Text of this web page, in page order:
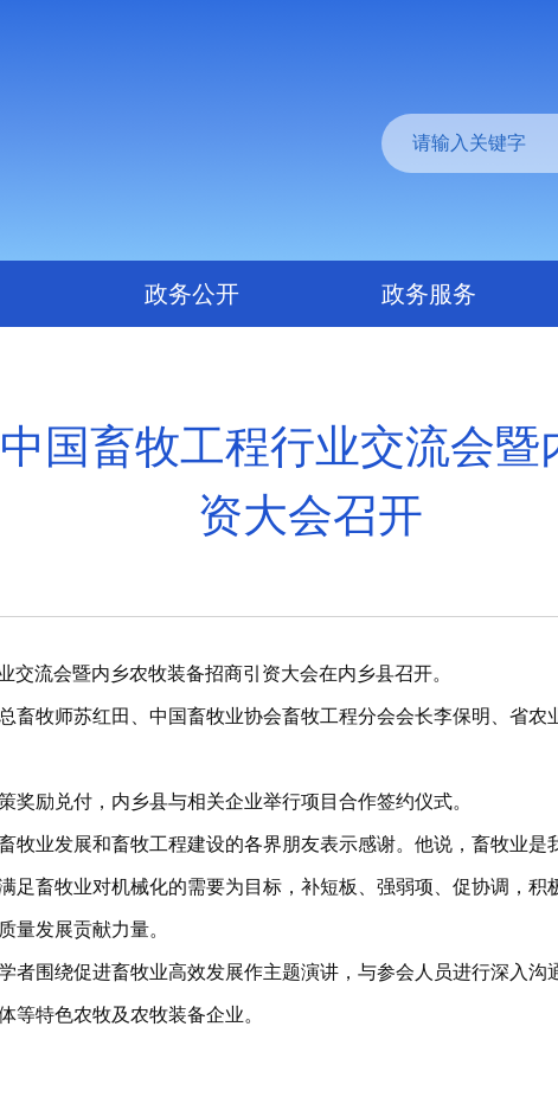
政务公开 政务服务
国畜牧工程行业交流会暨
资大会召开
流会暨内乡农牧装备招商引资大会在内乡县召开。
畜牧师苏红田、中国畜牧业协会畜牧工程分会会长李保明、省
励兑付，内乡县与相关企业举行项目合作签约仪式。
牧业发展和畜牧工程建设的各界朋友表示感谢。他说，畜牧业
足畜牧业对机械化的需要为目标，补短板、强弱项、促协调，
量发展贡献力量。
者围绕促进畜牧业高效发展作主题演讲，与参会人员进行深入沟
等特色农牧及农牧装备企业。